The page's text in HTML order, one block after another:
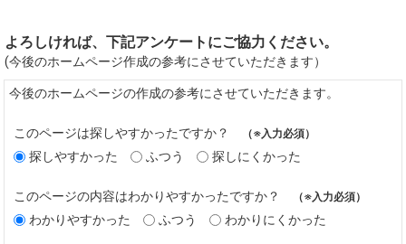
よろしければ、下記アンケートにご協力ください。
(今後のホームページ作成の参考にさせていただきます）
今後のホームページの作成の参考にさせていただきます。
このページは探しやすかったですか？ （※入力必須）
探しやすかった ふつう 探しにくかった
このページの内容はわかりやすかったですか？ （※入力必須）
わかりやすかった ふつう わかりにくかった